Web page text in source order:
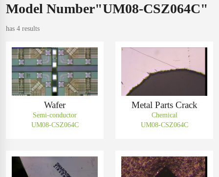
Model Number"UM08-CSZ064C"
has 4 results
Wafer
Semi-conductor
UM08-CSZ064C
Metal Parts Crack
Chemical
UM08-CSZ064C